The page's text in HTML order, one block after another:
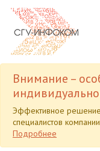
Внимание –
Эффективное
специалистов
Подробнее